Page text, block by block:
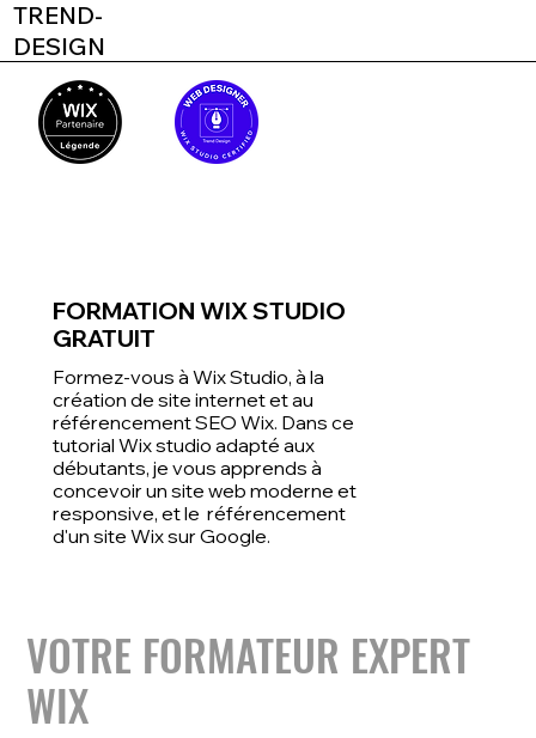
TREND-
DESIGN
FORMATION WIX STUDIO
GRATUIT
Formez-vous à Wix Studio, à la
création de site internet et au
référencement SEO Wix. Dans ce
tutorial Wix studio adapté aux
débutants, je vous apprends à
concevoir un site web moderne et
responsive, et le référencement
d'un site Wix sur Google.
VOTRE FORMATEUR EXPERT
WIX